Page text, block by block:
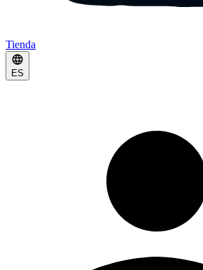
Tienda
ES